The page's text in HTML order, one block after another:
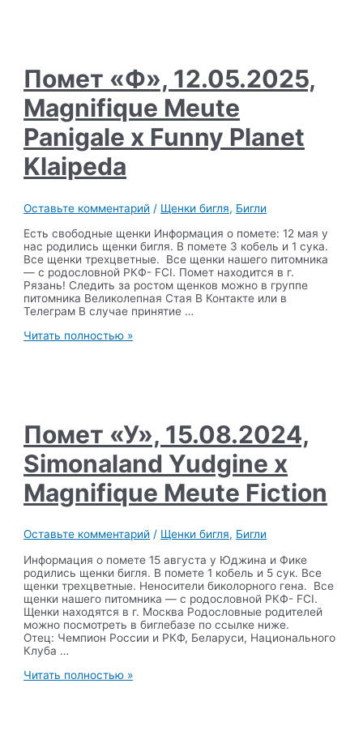
х
Magnifique
Meute
Charline
Помет «Ф», 12.05.2025,
Magnifique Meute
Panigale х Funny Planet
Klaipeda
Оставьте комментарий / Щенки бигля, Бигли
Есть свободные щенки Информация о помете: 12 мая у
нас родились щенки бигля. В помете 3 кобель и 1 сука.
Все щенки трехцветные. Все щенки нашего питомника
— с родословной РКФ- FCI. Помет находится в г.
Рязань! Следить за ростом щенков можно в группе
питомника Великолепная Стая В Контакте или в
Телеграм В случае принятие …
Помет
Funny
Planet
Klaipeda
Читать полностью »
Помет «У», 15.08.2024,
Simonaland Yudgine x
Magnifique Meute Fiction
Оставьте комментарий / Щенки бигля, Бигли
Информация о помете 15 августа у Юджина и Фике
родились щенки бигля. В помете 1 кобель и 5 сук. Все
щенки трехцветные. Неносители биколорного гена. Все
щенки нашего питомника — с родословной РКФ- FCI.
Щенки находятся в г. Москва Родословные родителей
можно посмотреть в биглебазе по ссылке ниже.
Отец: Чемпион России и РКФ, Беларуси, Национального
Клуба …
Помет
Читать полностью »